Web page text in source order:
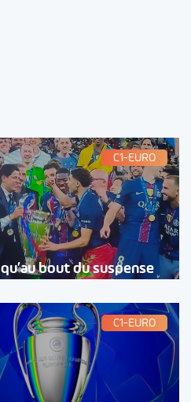
C1-EURO
bout du suspense
C1-EURO